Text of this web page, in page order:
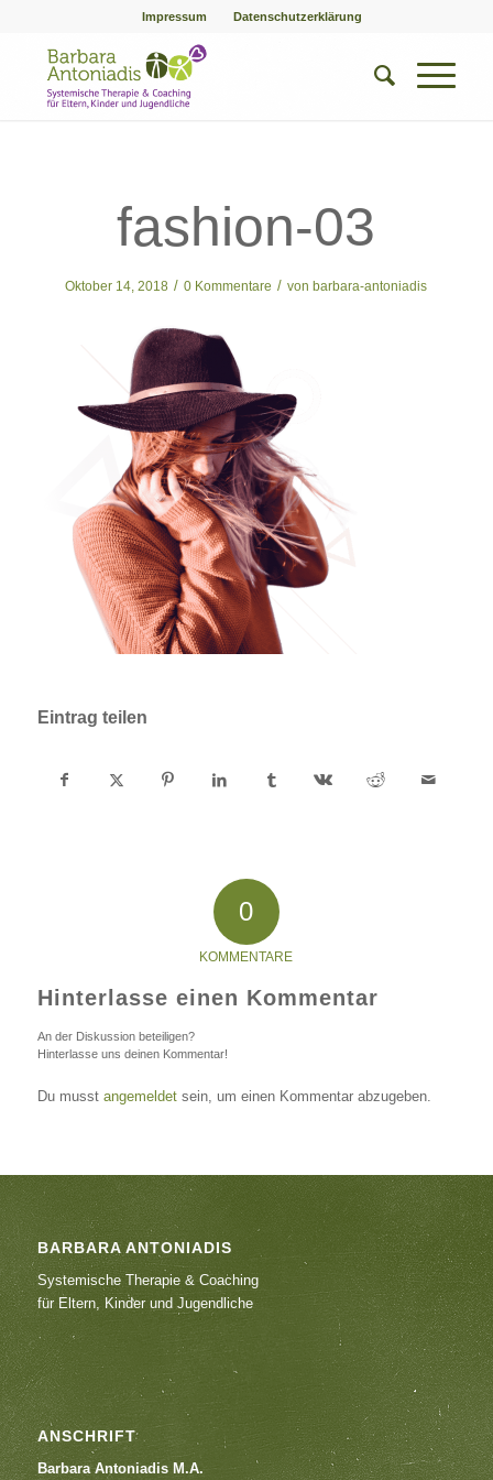
Impressum Datenschutzerklärung
fashion-03
Oktober 14, 2018 / 0 Kommentare / von barbara-antoniadis
Eintrag teilen
0
KOMMENTARE
Hinterlasse einen Kommentar
An der Diskussion beteiligen?
Hinterlasse uns deinen Kommentar!
Du musst angemeldetsein, um einen Kommentar abzugeben.
BARBARA ANTONIADIS
Systemische Therapie & Coaching
für Eltern, Kinder und Jugendliche
ANSCHRIFT
Barbara Antoniadis M.A.